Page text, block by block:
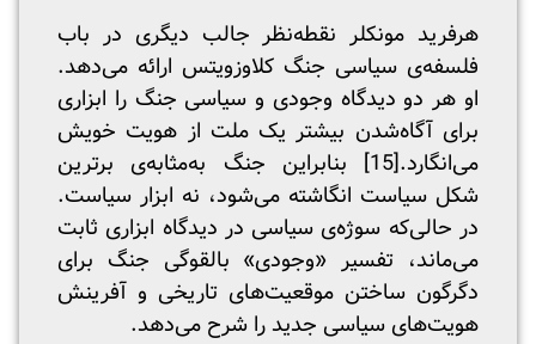
هرفرید مونکلر نقطه‌نظر جالب دیگری در باب
فلسفه‌ی سیاسی جنگ کلاوزویتس ارائه می‌دهد.
او هر دو دیدگاه وجودی و سیاسی جنگ را ابزاری
برای آگاه‌شدن بیشتر یک ملت از هویت خویش
می‌انگارد.[15]
بنابراین جنگ به‌مثابه‌ی برترین
شکل سیاست انگاشته می‌شود، نه ابزار سیاست.
در حالی‌که سوژه‌ی سیاسی در دیدگاه ابزاری ثابت
می‌ماند، تفسیر «وجودی» بالقوگی جنگ برای
دگرگون ساختن موقعیت‌های تاریخی و آفرینش
هویت‌های سیاسی جدید را شرح می‌دهد.